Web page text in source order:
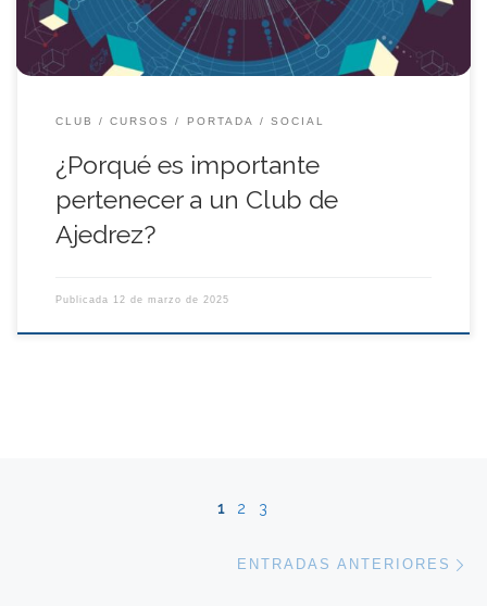
CLUB CURSOS PORTADA SOCIAL
¿Porqué es importante
pertenecer a un Club de
Ajedrez?
Publicada 12 de marzo de 2025
1 2 3
ENTRADAS ANTERIORES